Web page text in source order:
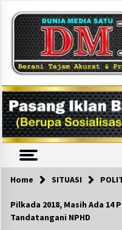
content
Home SITUASI
Pilkada 2018, Masih Ada 14
Tandatangani NPHD